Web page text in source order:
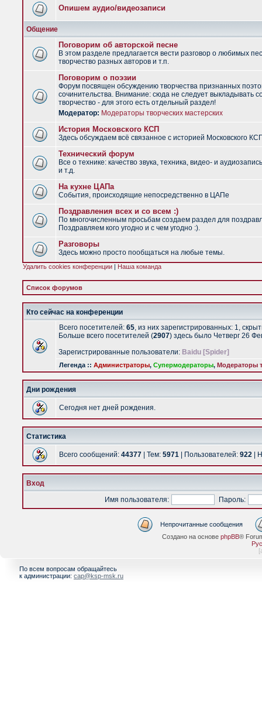
Опишем аудио/видеозаписи
Общение
Поговорим об авторской песне
В этом разделе предлагается вести разговор о любимых
творчество разных авторов и т.п.
Поговорим о поэзии
Форум посвящен обсуждению творчества признанных
сочинительства. Внимание: сюда не следует выкладывать
творчество - для этого есть отдельный раздел!
Модератор: Модераторы творческих мастерских
История Московского КСП
Здесь обсуждаем всё связанное с историей Московского
Технический форум
Все о технике: качество звука, техника, видео- и
и т.д.
На кухне ЦАПа
События, происходящие непосредственно в ЦАПе
Поздравления всех и со всем :)
По многочисленным просьбам создаем раздел для
Поздравляем кого угодно и с чем угодно :).
Разговоры
Здесь можно просто пообщаться на любые темы.
Удалить cookies конференции | Наша команда
Список форумов
Кто сейчас на конференции
Всего посетителей: 65, из них зарегистрированных: 1,
Больше всего посетителей (2907) здесь было Четверг 26
Зарегистрированные пользователи: Baidu [Spider]
Легенда :: Администраторы, Супермодераторы, Модераторы
Дни рождения
Сегодня нет дней рождения.
Статистика
Всего сообщений: 44377 | Тем: 5971 | Пользователей: 922 |
Вход
Имя пользователя:
Пароль:
Непрочитанные сообщения
Создано на основе phpBB®
[
По всем вопросам обращайтесь
к администрации: cap@ksp-msk.ru